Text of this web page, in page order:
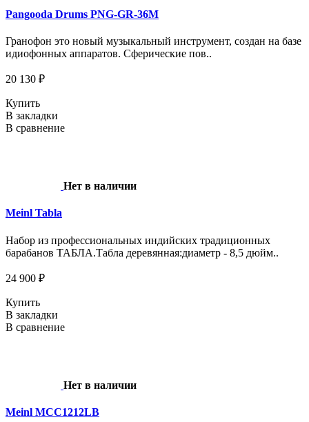
Pangooda Drums PNG-GR-36M
Гранофон это новый музыкальный инструмент, создан на базе
идиофонных аппаратов. Сферические пов..
20 130 ₽
Купить
В закладки
В сравнение
Нет в наличии
Meinl Tabla
Набор из профессиональных индийских традиционных
барабанов ТАБЛА.Табла деревянная:диаметр - 8,5 дюйм..
24 900 ₽
Купить
В закладки
В сравнение
Нет в наличии
Meinl MCC1212LB